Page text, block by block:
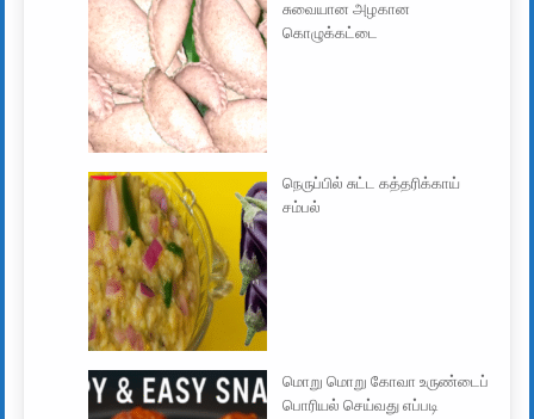
சுவையான அழகான
கொழுக்கட்டை
நெருப்பில் சுட்ட கத்தரிக்காய்
சம்பல்
மொறு மொறு கோவா உருண்டைப்
பொரியல் செய்வது எப்படி